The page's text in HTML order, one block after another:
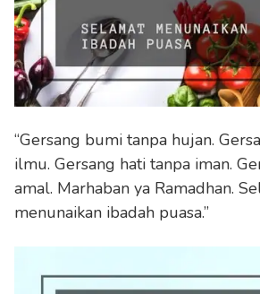
“Gersang bumi tanpa hujan.
ilmu. Gersang hati tanpa iman.
amal. Marhaban ya Ramadhan.
menunaikan ibadah puasa.”